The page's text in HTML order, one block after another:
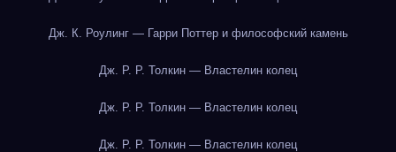
Дж. К. Роулинг — Гарри Поттер и философский камень
Дж. Р. Р. Толкин — Властелин колец
Дж. Р. Р. Толкин — Властелин колец
Дж. Р. Р. Толкин — Властелин колец